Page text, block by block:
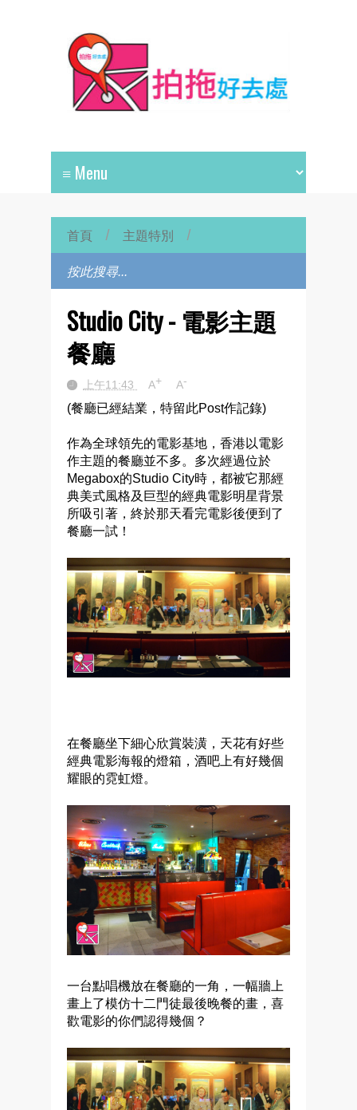
首頁 / 主題特別 /
Studio City - 電影主題
餐廳
上午11:43 A+ A-
(餐廳已經結業，特留此Post作記錄)
作為全球領先的電影基地，香港以電影
作主題的餐廳並不多。 多次經過位於
Megabox的Studio City時，都被它那經
典美式風格及巨型的經典電影明星背景
所吸引著，終於那天看完電影後便到了
餐廳一試！
在餐廳坐下細心欣賞裝潢，天花有好些
經典電影海報的燈箱，酒吧上有好幾個
耀眼的霓虹燈。
一台點唱機放在餐廳的一角，一幅牆上
畫上了模仿十二門徒最後晚餐的畫，喜
歡電影的你們認得幾個？